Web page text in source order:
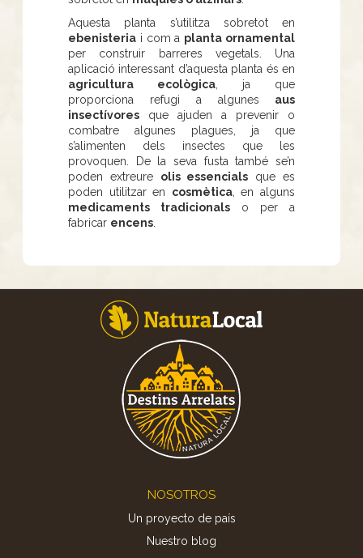
Aquesta planta s’utilitza sobretot en
ebenisteria i com a planta ornamental
per construir barreres vegetals. Una
aplicació interessant d’aquesta planta és en
agricultura ecològica , ja que
proporciona refugi a algunes aus
insectívores que ajuden a prevenir o
combatre algunes plagues, ja que
s’alimenten dels insectes que les
provoquen. De la seva fusta també se’n
poden extreure olis essencials que es
poden utilitzar en cosmètica, en alguns
medicaments tradicionals o per a
fabricar encens
NOSOTROS
Un proyecto de país
Nuestro blog